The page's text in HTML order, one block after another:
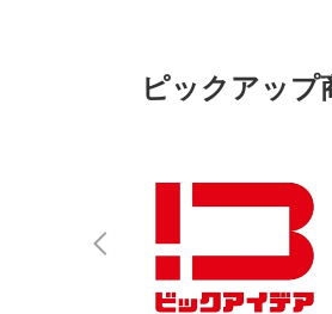
ピックアップ